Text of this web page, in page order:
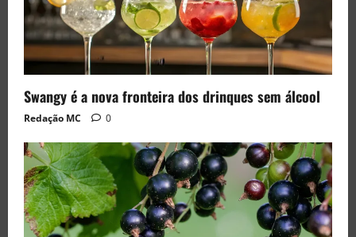
Swangy é a nova fronteira dos drinques sem álcool
Redação MC 0